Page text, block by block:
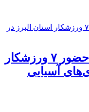
۲ مدال برنز نتیجه حضور ۷ ورزشکار
آسیایی